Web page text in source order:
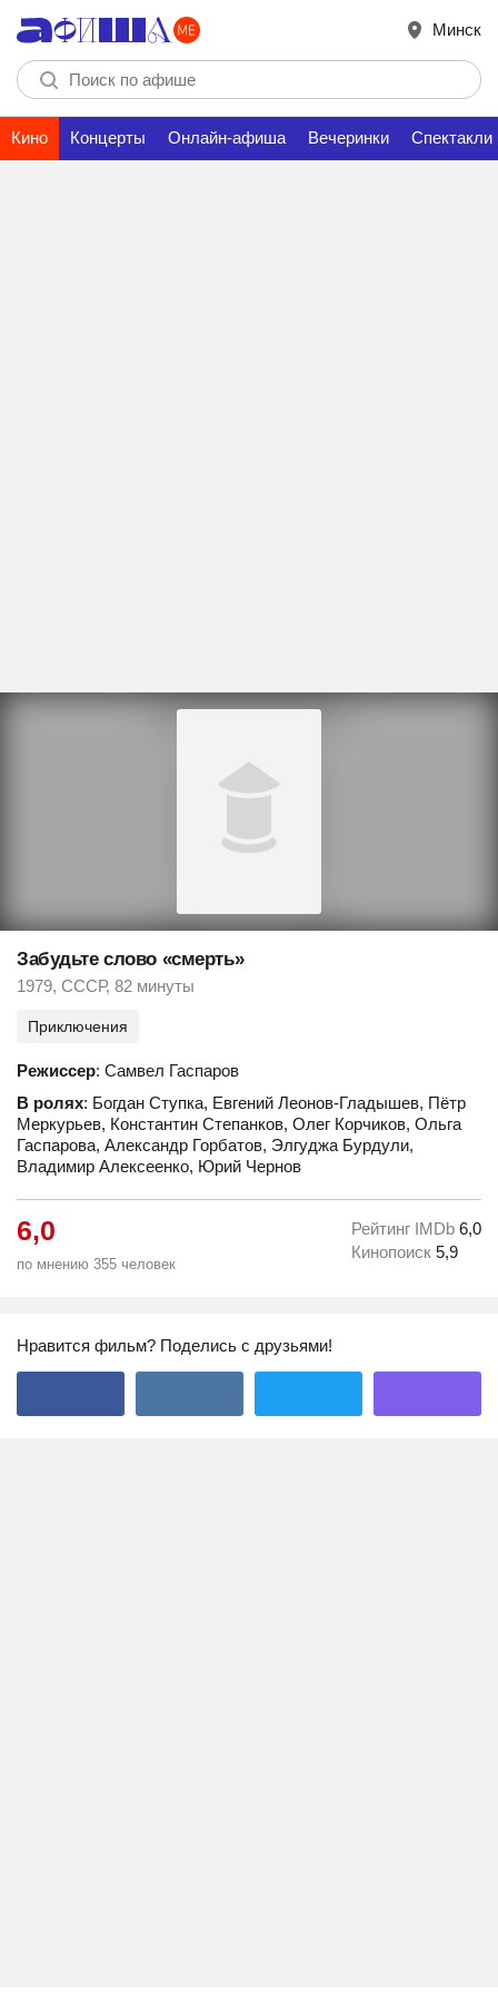
Минск
Кино Концерты Онлайн-афиша Вечеринки Спектакли
Забудьте слово «смерть»
1979, СССР, 82 минуты
Приключения
Режиссер: Самвел Гаспаров
В ролях: Богдан Ступка, Евгений Леонов-Гладышев, Пётр
Меркурьев, Константин Степанков, Олег Корчиков, Ольга
Гаспарова, Александр Горбатов, Элгуджа Бурдули,
Владимир Алексеенко, Юрий Чернов
6,0
по мнению 355 человек
Рейтинг IMDb 6,0
Кинопоиск 5,9
Нравится фильм? Поделись с друзьями!